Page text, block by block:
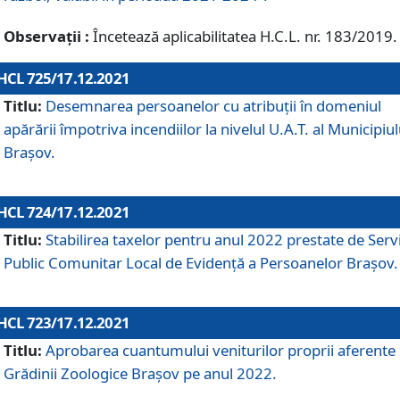
Observații : Încetează aplicabilitatea H.C.L. nr. 183/2019.
725/17.12.2021
Titlu: Desemnarea persoanelor cu atribuții în domeniul
apărării împotriva incendiilor la nivelul U.A.T. al
Brașov.
724/17.12.2021
Titlu: Stabilirea taxelor pentru anul 2022 prestate de
Public Comunitar Local de Evidență a Persoanelor Braşov.
723/17.12.2021
Titlu: Aprobarea cuantumului veniturilor proprii aferente
Grădinii Zoologice Braşov pe anul 2022.